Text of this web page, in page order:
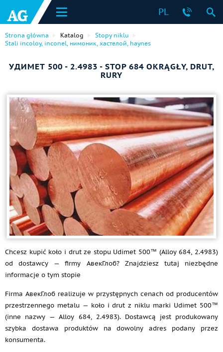
PL
Strona główna Katalog
Stopy niklu
Stali incoloy, inconel, нимоник, хастелой, haynes
УДИМЕТ 500 - 2.4983 - STOP 684 OKRĄGŁY, DRUT,
RURY
Chcesz kupić koło i drut ze stopu Udimet 500™ (Alloy 684, 2.4983)
od dostawcy — firmy АвекГлоб? Znajdziesz tutaj niezbędne
informacje o tym stopie
Firma АвекГлоб realizuje w przystępnych cenach od producentów
przestrzennego metalu — koło i drut z niklu marki Udimet 500™
(inne nazwy — Alloy 684, 2.4983). Dostawcą jest produkowany
szybka dostawa produktów na dowolny adres podany przez
konsumenta.